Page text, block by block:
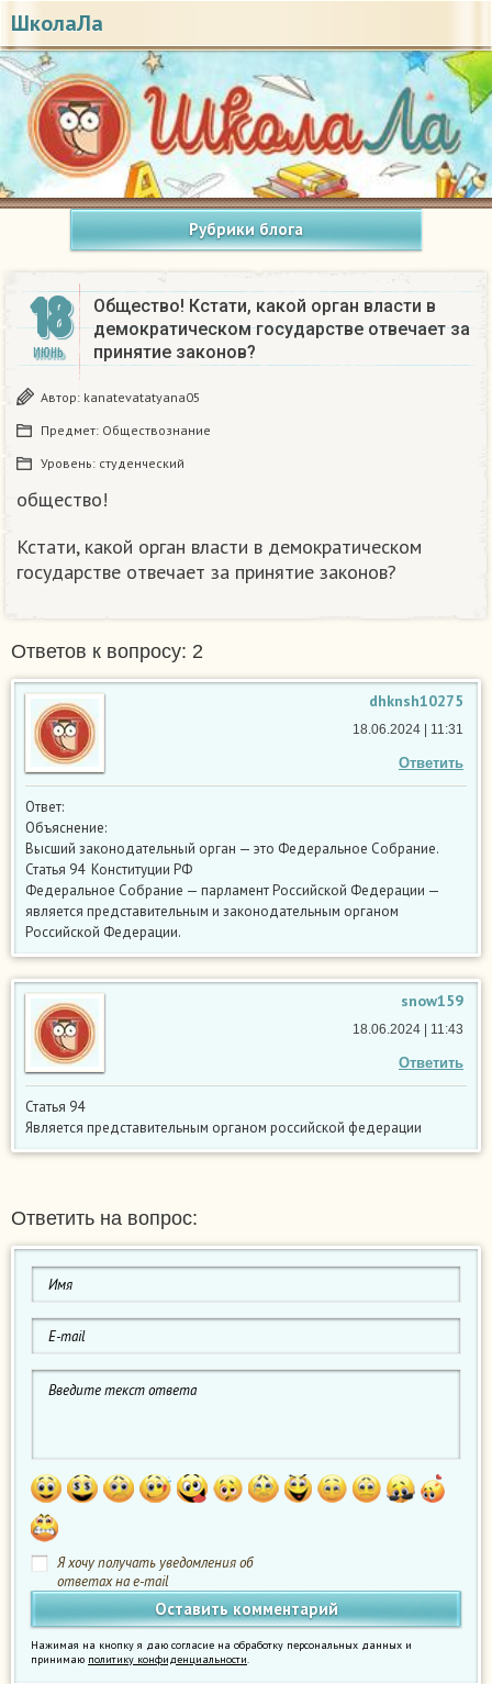
ШколаЛа
Рубрики блога
18
ИЮНЬ
Общество! Кстати, какой орган власти в
демократическом государстве отвечает за
принятие законов?
Автор: kanatevatatyana05
Предмет: Обществознание
Уровень: студенческий
общество!
Кстати, какой орган власти в демократическом
государстве отвечает за принятие законов?
Ответов к вопросу: 2
dhknsh10275
Ответить
18.06.2024 | 11:31
Ответ:
Объяснение:
Высший законодательный орган — это Федеральное Собрание.
Статья 94 Конституции РФ
Федеральное Собрание — парламент Российской Федерации —
является представительным и законодательным органом
Российской Федерации.
snow159
Ответить
18.06.2024 | 11:43
Статья 94
Является представительным органом российской федерации
Ответить на вопрос:
Я хочу получать уведомления об
ответах на e-mail
Нажимая на кнопку я даю согласие на обработку персональных данных и
принимаю политику конфиденциальности.